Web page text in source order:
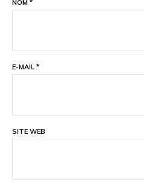
NOM *
E-MAIL *
SITE WEB